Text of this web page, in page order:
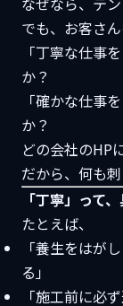
でも、お客さ
「丁寧な仕事
か？
「確かな仕事
か？
どの会社のHP
だから、何も
「丁寧」って
たとえば、
「養生をはが
る」
「施工前に必